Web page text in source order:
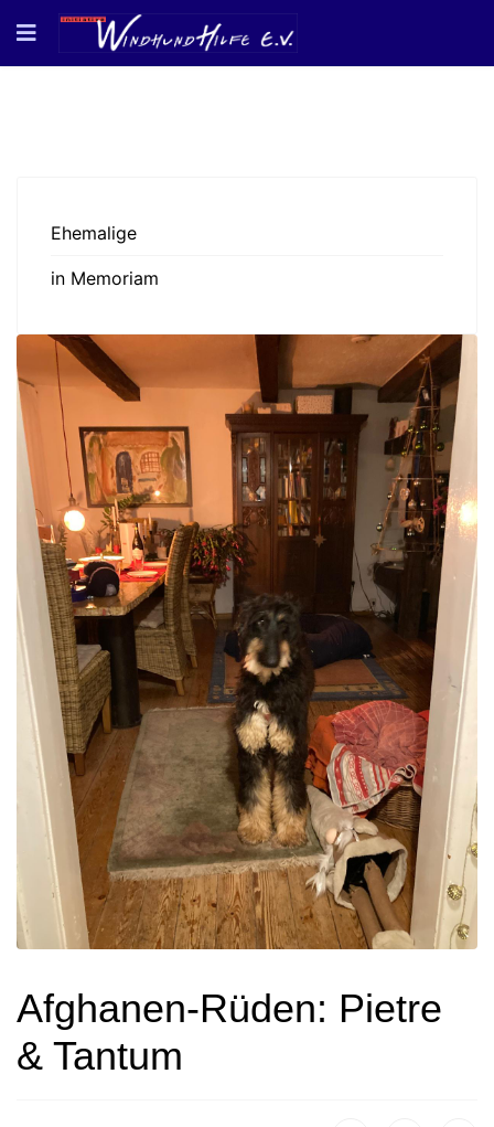
Ehemalige
in Memoriam
Afghanen-Rüden: Pietre
& Tantum